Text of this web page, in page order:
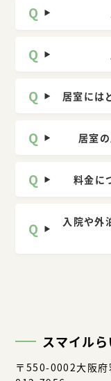
居室には
居室
料金に
入院や外
スマイル
〒550-0002大阪